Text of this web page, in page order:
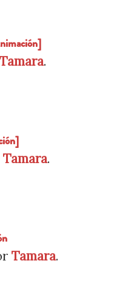
Tamara.
Tamara.
Tamara.